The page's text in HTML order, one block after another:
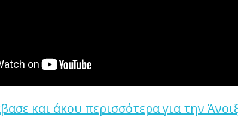
και άκου περισσότερα για την